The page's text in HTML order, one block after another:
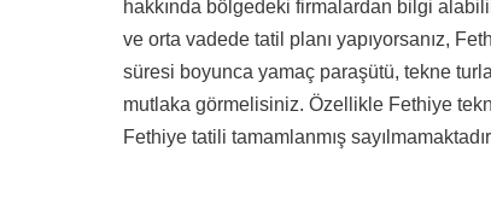
hakkında bölgedeki firmalardan bilgi
ve orta vadede tatil planı yapıyorsanız,
süresi boyunca yamaç paraşütü, tekne
mutlaka görmelisiniz. Özellikle Fethiye
Fethiye tatili tamamlanmış